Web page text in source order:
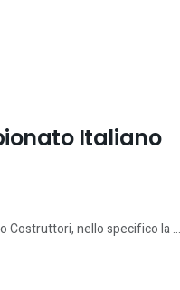
Italiano
Costruttori, nello specifico la ...